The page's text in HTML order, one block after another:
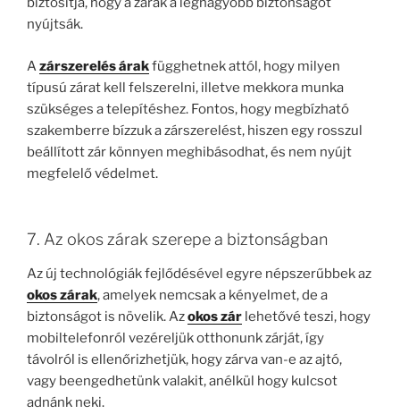
nyújtsák.
Azárszerelés árakfügghetnek attól, hogy milyen
típusú zárat kell felszerelni, illetve mekkora munka
szükséges a telepítéshez. Fontos, hogy megbízható
szakemberre bízzuk a zárszerelést, hiszen egy rosszul
beállított zár könnyen meghibásodhat, és nem nyújt
megfelelő védelmet.
7. Az okos zárak szerepe a biztonságban
Az új technológiák fejlődésével egyre népszerűbbek az
okos zárak, amelyek nemcsak a kényelmet, de a
biztonságot is növelik. Azokos zár lehetővé teszi, hogy
mobiltelefonról vezéreljük otthonunk zárját, így
távolról is ellenőrizhetjük, hogy zárva van-e az ajtó,
vagy beengedhetünk valakit, anélkül hogy kulcsot
adnánk neki.